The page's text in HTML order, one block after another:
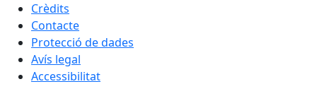
Crèdits
Contacte
Protecció de dades
Avís legal
Accessibilitat